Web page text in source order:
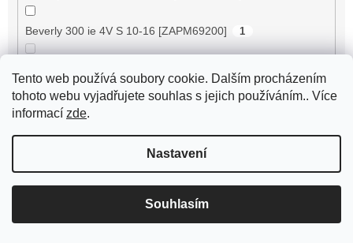
Tento web používá soubory cookie. Dalším procházením
tohoto webu vyjadřujete souhlas s jejich používáním.. Více
informací zde.
Nastavení
Souhlasím
Beverly 300 ie 4V S 10-16 [ZAPM69200] 1
Beverly 300 ie HPE 4V ABS 21-22 E5 (EMEA-EU)
[ZAPMD2100]
Beverly 350 ie 4V ABS 17-20 E4 [ZAPMA2200]
Beverly 350 ie 4V Sport Touring 13-14 [ZAPM69300/